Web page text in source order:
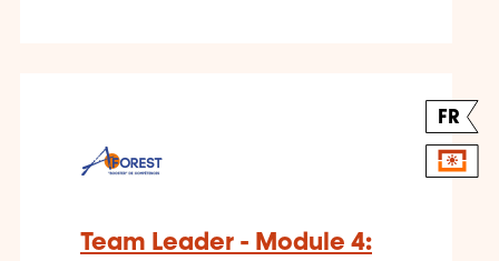
FR
Team Leader - Module 4: